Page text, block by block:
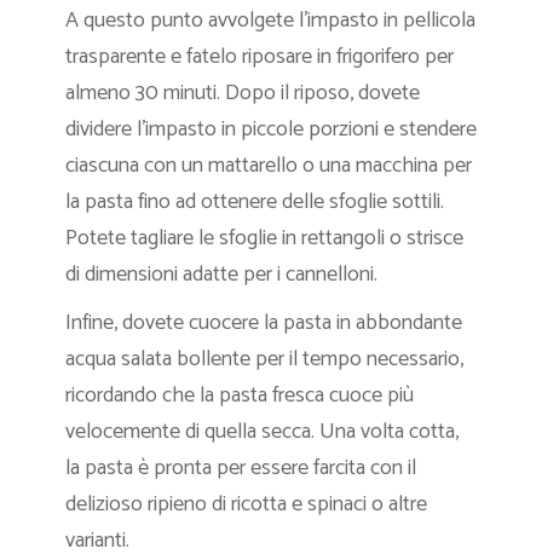
A questo punto avvolgete l’impasto in pellicola
trasparente e fatelo riposare in frigorifero per
almeno 30 minuti. Dopo il riposo, dovete
dividere l’impasto in piccole porzioni e stendere
ciascuna con un mattarello o una macchina per
la pasta fino ad ottenere delle sfoglie sottili.
Potete tagliare le sfoglie in rettangoli o strisce
di dimensioni adatte per i cannelloni.
Infine, dovete cuocere la pasta in abbondante
acqua salata bollente per il tempo necessario,
ricordando che la pasta fresca cuoce più
velocemente di quella secca. Una volta cotta,
la pasta è pronta per essere farcita con il
delizioso ripieno di ricotta e spinaci o altre
varianti.